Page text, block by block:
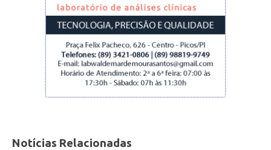
Notícias Relacionadas